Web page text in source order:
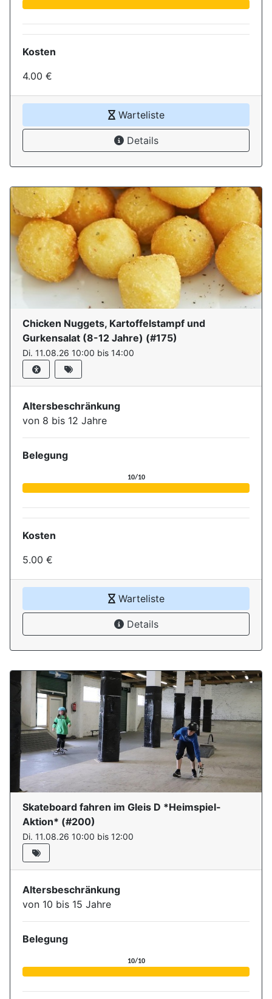
Kosten
4.00 €
Warteliste
Details
Chicken Nuggets, Kartoffelstampf und
Gurkensalat (8-12 Jahre) (#175)
Di. 11.08.26 10:00 bis 14:00
Altersbeschränkung
von 8 bis 12 Jahre
Belegung
10/10
Aktuelle Belegung für die
Kosten
5.00 €
Warteliste
Details
Skateboard fahren im Gleis D *Heimspiel-
Aktion* (#200)
Di. 11.08.26 10:00 bis 12:00
Altersbeschränkung
von 10 bis 15 Jahre
Belegung
10/10
Aktuelle Belegung für die